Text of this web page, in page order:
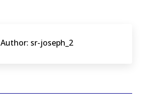
Author: sr-joseph_2